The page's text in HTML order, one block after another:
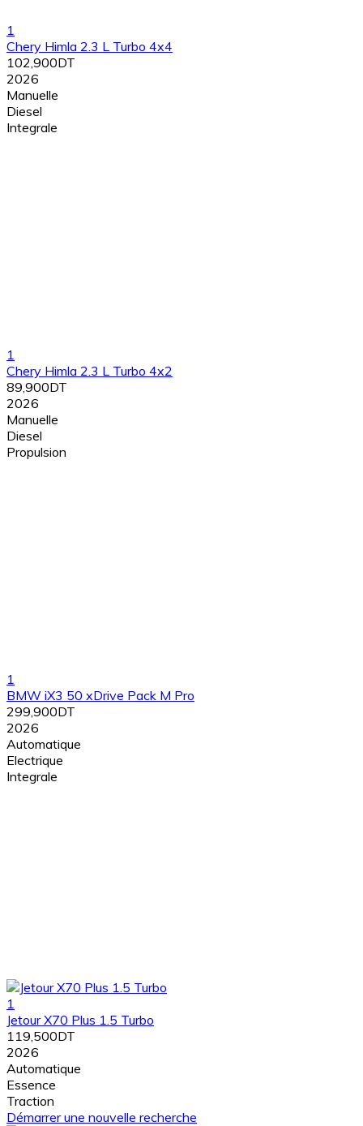
1
Chery Himla 2.3 L Turbo 4x4
102,900DT
2026
Manuelle
Diesel
Integrale
1
Chery Himla 2.3 L Turbo 4x2
89,900DT
2026
Manuelle
Diesel
Propulsion
1
BMW iX3 50 xDrive Pack M Pro
299,900DT
2026
Automatique
Electrique
Integrale
1
Jetour X70 Plus 1.5 Turbo
119,500DT
2026
Automatique
Essence
Traction
Démarrer une nouvelle recherche